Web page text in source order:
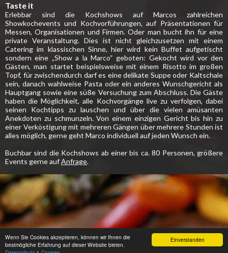
Einverstanden
Wenn Sie Cookies akzeptieren, können wir Ihnen die
bestmögliche Erfahrung auf dieser Website bieten.
Taste it
Erlebbar sind die Kochshows auf Marcos zahlreichen
Showkochevents und Kochvorführungen, auf Präsentationen für
Messen, Organisationen und Firmen. Oder man bucht ihn für eine
private Veranstaltung. Dies ist nicht gleichzusetzen mit einem
Catering im klassischen Sinne, hier wird kein Buffet aufgetischt
sondern eine „Show a la Marco“ geboten: Gekocht wird vor den
Gästen, man startet beispielsweise mit einem Risotto im großen
Topf, für zwischendurch darf es eine delikate Suppe oder Kaltschale
sein, danach wahlweise Pasta oder ein anderes Wunschgericht als
Hauptgang sowie eine süße Versuchung zum Abschluss. Die Gäste
haben die Möglichkeit, alle Kochvorgänge live zu verfolgen, dabei
seinen Kochtipps zu lauschen und über die vielen amüsanten
Anekdoten zu schmunzeln. Von einem einzigen Gericht bis hin zu
einer Verköstigung mit mehreren Gängen über mehrere Stunden ist
alles möglich, gerne geht Marco individuell auf jeden Wunsch ein.
Buchbar sind die Kochshows ab einer bis ca. 80 Personen, größere
Events gerne aufAnfrage.